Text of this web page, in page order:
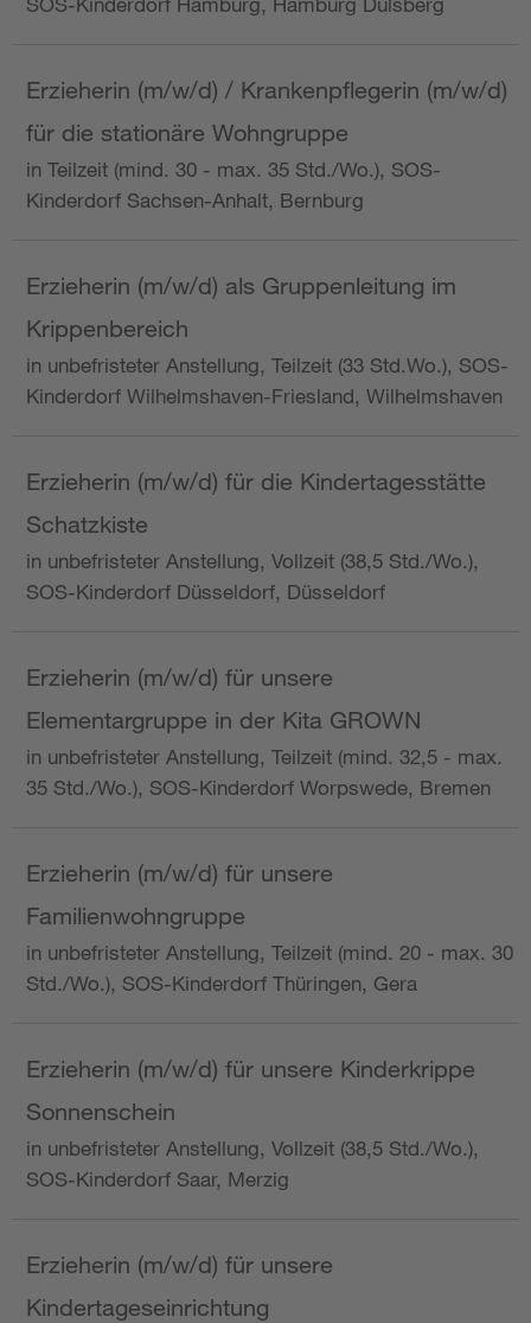
Erzieherin (m/w/d) / Krankenpflegerin (m/w/d)
für die stationäre Wohngruppe
in Teilzeit (mind. 30 - max. 35 Std./Wo.), SOS-
Kinderdorf Sachsen-Anhalt, Bernburg
Erzieherin (m/w/d) als Gruppenleitung im
Krippenbereich
in unbefristeter Anstellung, Teilzeit (33 Std.Wo.), SOS-
Kinderdorf Wilhelmshaven-Friesland, Wilhelmshaven
Erzieherin (m/w/d) für die Kindertagesstätte
Schatzkiste
in unbefristeter Anstellung, Vollzeit (38,5 Std./Wo.),
SOS-Kinderdorf Düsseldorf, Düsseldorf
Erzieherin (m/w/d) für unsere
Elementargruppe in der Kita GROWN
in unbefristeter Anstellung, Teilzeit (mind. 32,5 - max.
35 Std./Wo.), SOS-Kinderdorf Worpswede, Bremen
Erzieherin (m/w/d) für unsere
Familienwohngruppe
in unbefristeter Anstellung, Teilzeit (mind. 20 - max. 30
Std./Wo.), SOS-Kinderdorf Thüringen, Gera
Erzieherin (m/w/d) für unsere Kinderkrippe
Sonnenschein
in unbefristeter Anstellung, Vollzeit (38,5 Std./Wo.),
SOS-Kinderdorf Saar, Merzig
Erzieherin (m/w/d) für unsere
Kindertageseinrichtung